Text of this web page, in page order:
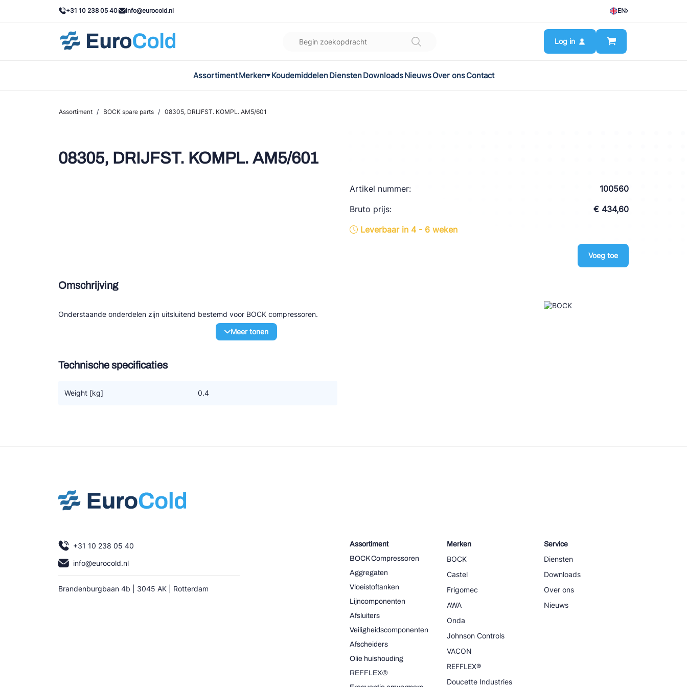
+31 10 238 05 40 info@eurocold.nl EN
Log in
AssortimentMerken
Castel
AWA
KoudemiddelenDienstenDownloadsNieuwsOver onsContact
Assortiment / BOCK spare parts / 08305, DRIJFST. KOMPL. AM5/601
08305, DRIJFST. KOMPL. AM5/601
Artikel nummer:
100560
Bruto prijs:
€ 434,60
Leverbaar in 4 - 6 weken
Voeg toe
Omschrijving
Onderstaande onderdelen zijn uitsluitend bestemd voor BOCK compressoren.
Meer tonen
Technische specificaties
Weight [kg] 0.4
+31 10 238 05 40
info@eurocold.nl
Brandenburgbaan 4b | 3045 AK | Rotterdam
Assortiment
BOCK Compressoren
Aggregaten
Vloeistoftanken
Lijncomponenten
Afsluiters
Veiligheidscomponenten
Afscheiders
Olie huishouding
REFFLEX®
Merken
BOCK
Castel
Frigomec
AWA
Onda
Johnson Controls
VACON
REFFLEX®
Doucette Industries
Service
Diensten
Downloads
Over ons
Nieuws